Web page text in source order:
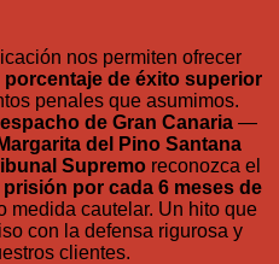
nos permiten ofrecer
porcentaje de éxito superior
penales que asumimos.
de Gran Canaria—
del Pino Santana
Supremo reconozca el
por cada 6 meses de
medida cautelar. Un hito que
con la defensa rigurosa y
clientes.